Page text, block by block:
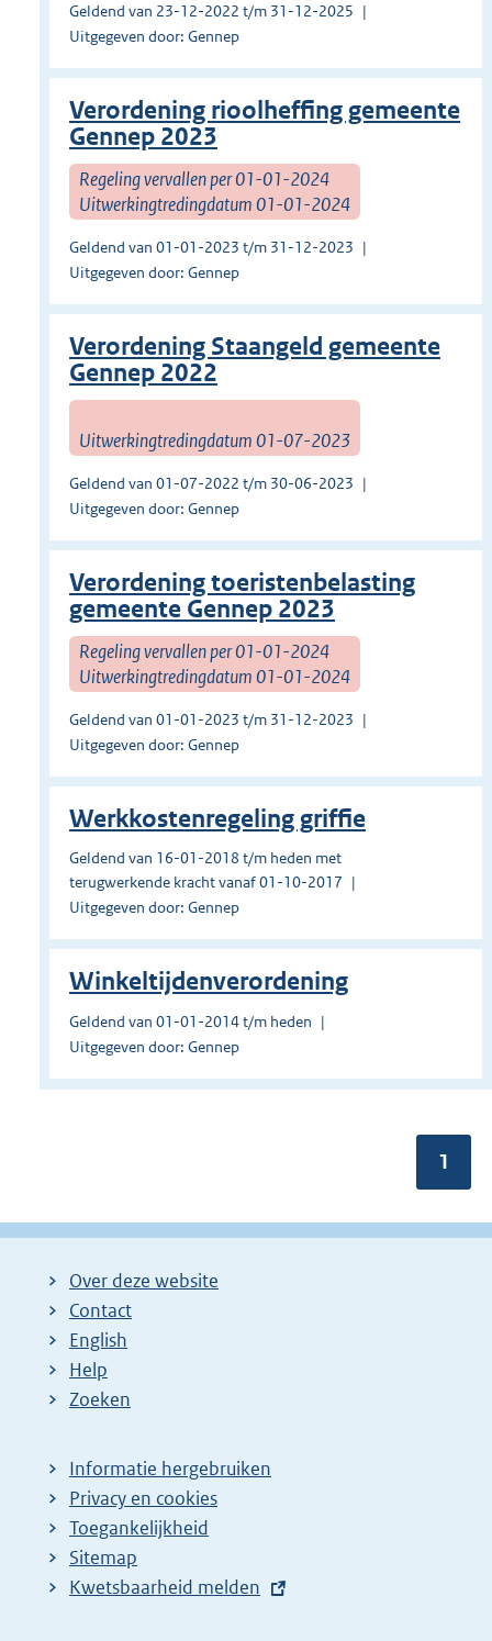
Geldend van 23-12-2022 t/m 31-12-2025
Uitgegeven door: Gennep
Verordening rioolheffing gemeente
Gennep 2023
Regeling vervallen per 01-01-2024
Uitwerkingtredingdatum 01-01-2024
Geldend van 01-01-2023 t/m 31-12-2023
Uitgegeven door: Gennep
Verordening Staangeld gemeente
Gennep 2022
Uitwerkingtredingdatum 01-07-2023
Geldend van 01-07-2022 t/m 30-06-2023
Uitgegeven door: Gennep
Verordening toeristenbelasting
gemeente Gennep 2023
Regeling vervallen per 01-01-2024
Uitwerkingtredingdatum 01-01-2024
Geldend van 01-01-2023 t/m 31-12-2023
Uitgegeven door: Gennep
Werkkostenregeling griffie
Geldend van 16-01-2018 t/m heden met
terugwerkende kracht vanaf 01-10-2017
Uitgegeven door: Gennep
Winkeltijdenverordening
Geldend van 01-01-2014 t/m heden
Uitgegeven door: Gennep
1
Over deze website
Contact
English
Help
Zoeken
Informatie hergebruiken
Privacy en cookies
Toegankelijkheid
Sitemap
E
Kwetsbaarheid melden